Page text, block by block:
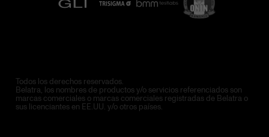
Todos los derechos reservados.
Belatra, los nombres de productos y/o servicios referenciados son
marcas comerciales o marcas comerciales registradas de Belatra o
sus licenciantes en EE.UU. y/o otros países.